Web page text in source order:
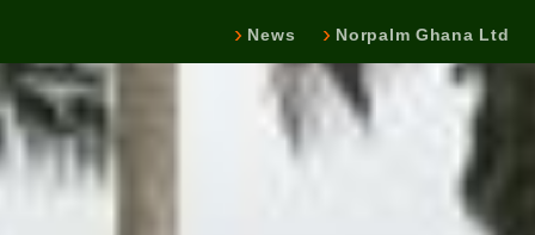
News Norpalm Ghana Ltd